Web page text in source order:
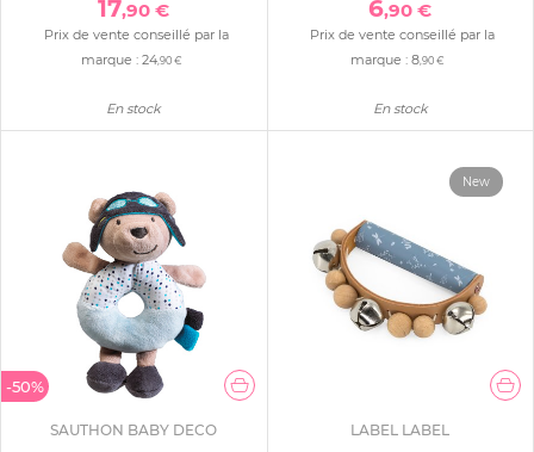
17,90 €
Prix de vente conseillé par la
marque : 24,90 €
En stock
6,90 €
Prix de vente conseillé par la
marque :8 ,90 €
En stock
-50%
SAUTHON BABY DECO
New
LABEL LABEL